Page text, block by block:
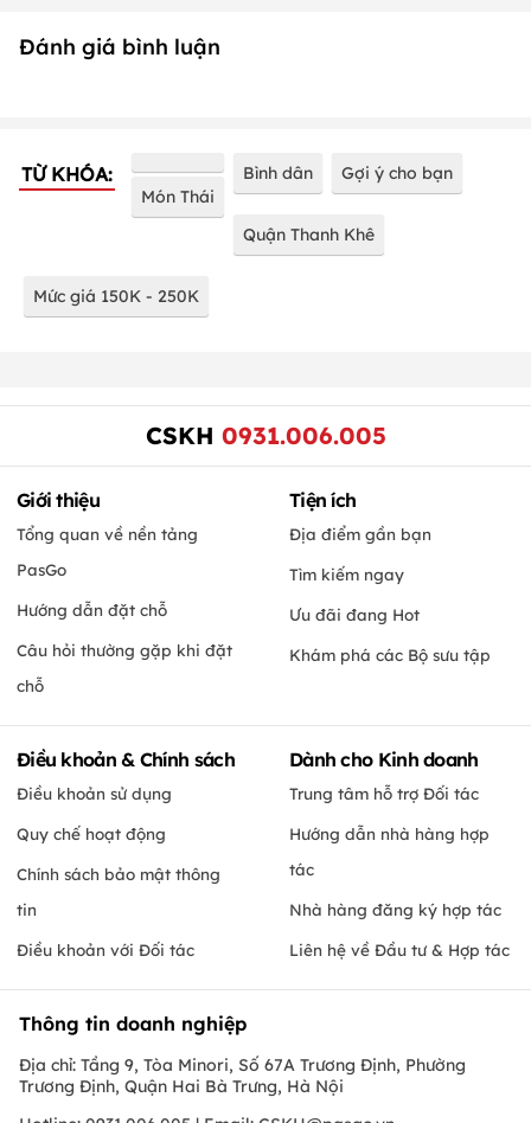
Đánh giá bình luận
TỪ KHÓA:
Món Thái
Bình dân Gợi ý cho bạn
Quận Thanh Khê
Mức giá 150K - 250K
CSKH 0931.006.005
Giới thiệu
Tổng quan về nền tảng
PasGo
Hướng dẫn đặt chỗ
Câu hỏi thường gặp khi đặt
chỗ
Tiện ích
Địa điểm gần bạn
Tìm kiếm ngay
Ưu đãi đang Hot
Khám phá các Bộ sưu tập
Điều khoản & Chính sách
Điều khoản sử dụng
Quy chế hoạt động
Chính sách bảo mật thông
tin
Điều khoản với Đối tác
Dành cho Kinh doanh
Trung tâm hỗ trợ Đối tác
Hướng dẫn nhà hàng hợp
tác
Nhà hàng đăng ký hợp tác
Liên hệ về Đầu tư & Hợp tác
Thông tin doanh nghiệp
Địa chỉ: Tầng 9, Tòa Minori, Số 67A Trương Định, Phường
Trương Định, Quận Hai Bà Trưng, Hà Nội